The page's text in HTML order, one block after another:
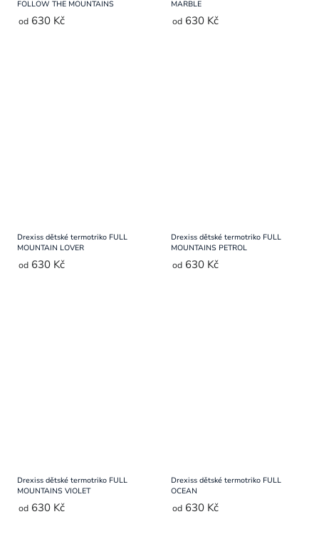
FOLLOW THE MOUNTAINS
od 630 Kč
MARBLE
od 630 Kč
Drexiss dětské termotriko FULL
MOUNTAIN LOVER
od 630 Kč
Drexiss dětské termotriko FULL
MOUNTAINS PETROL
od 630 Kč
Drexiss dětské termotriko FULL
MOUNTAINS VIOLET
od 630 Kč
Drexiss dětské termotriko FULL
OCEAN
od 630 Kč